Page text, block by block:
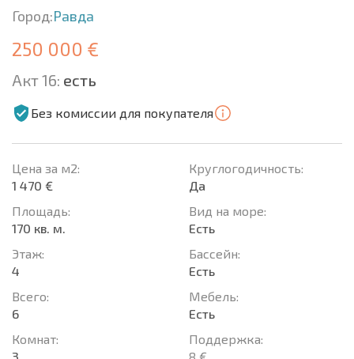
Город:Равда
250 000 €
Акт 16: есть
Без комиссии для покупателя
Цена за м2:
1 470 €
Площадь:
170 кв. м.
Этаж:
4
Всего:
6
Комнат:
3
Круглогодичность:
Да
Вид на море:
Есть
Басcейн:
Есть
Мебель:
Есть
Поддержка:
8 €